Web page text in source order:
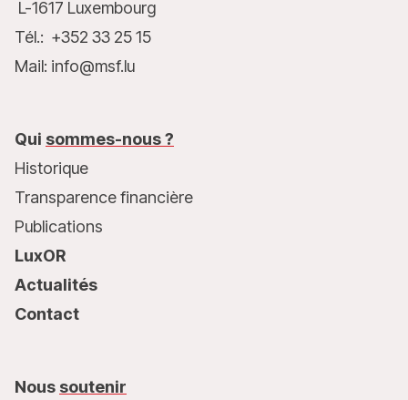
L-1617 Luxembourg
Tél.: +352 33 25 15
Mail: info@msf.lu
Qui sommes-nous ?
Historique
Transparence financière
Publications
LuxOR
Actualités
Contact
Nous soutenir